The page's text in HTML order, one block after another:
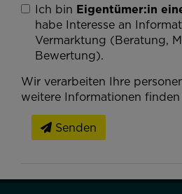
Ich bin Eigentümer:in
habe Interesse an
Vermarktung (Beratung,
Bewertung).
Wir verarbeiten Ihre
weitere Informationen finden
Senden